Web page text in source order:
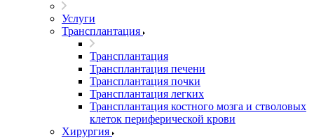
Услуги
Трансплантация
Трансплантация
Трансплантация печени
Трансплантация почки
Трансплантация легких
Трансплантация костного мозга и стволовых
клеток периферической крови
Хирургия